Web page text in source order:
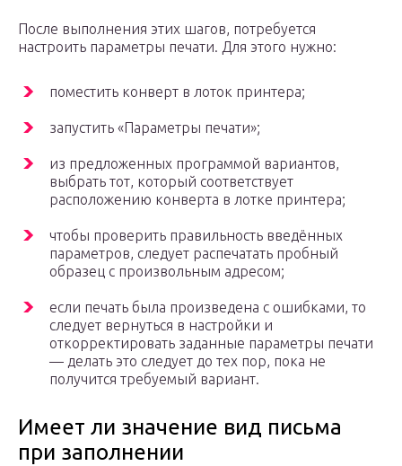
После выполнения этих шагов, потребуется
настроить параметры печати. Для этого нужно:
поместить конверт в лоток принтера;
запустить «Параметры печати»;
из предложенных программой вариантов,
выбрать тот, который соответствует
расположению конверта в лотке принтера;
чтобы проверить правильность введённых
параметров, следует распечатать пробный
образец с произвольным адресом;
если печать была произведена с ошибками, то
следует вернуться в настройки и
откорректировать заданные параметры печати
— делать это следует до тех пор, пока не
получится требуемый вариант.
Имеет ли значение вид письма
при заполнении